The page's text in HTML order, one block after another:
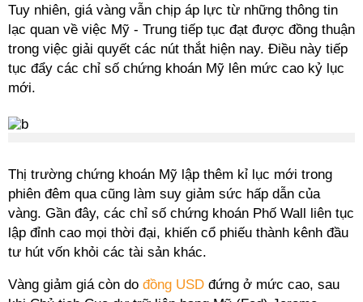
Tuy nhiên, giá vàng vẫn chịp áp lực từ những thông tin
lạc quan về việc Mỹ - Trung tiếp tục đạt được đồng thuận
trong việc giải quyết các nút thắt hiện nay. Điều này tiếp
tục đẩy các chỉ số chứng khoán Mỹ lên mức cao kỷ lục
mới.
Thị trường chứng khoán Mỹ lập thêm kỉ lục mới trong
phiên đêm qua cũng làm suy giảm sức hấp dẫn của
vàng. Gần đây, các chỉ số chứng khoán Phố Wall liên tục
lập đỉnh cao mọi thời đại, khiến cổ phiếu thành kênh đầu
tư hút vốn khỏi các tài sản khác.
Vàng giảm giá còn do đồng USD đứng ở mức cao, sau